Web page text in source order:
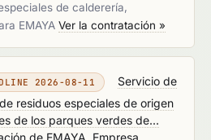
de calderería,
EMAYA Ver la contratación »
2026-08-11
Servicio de
residuos especiales de origen
de los parques verdes de...
de EMAYA, Empresa